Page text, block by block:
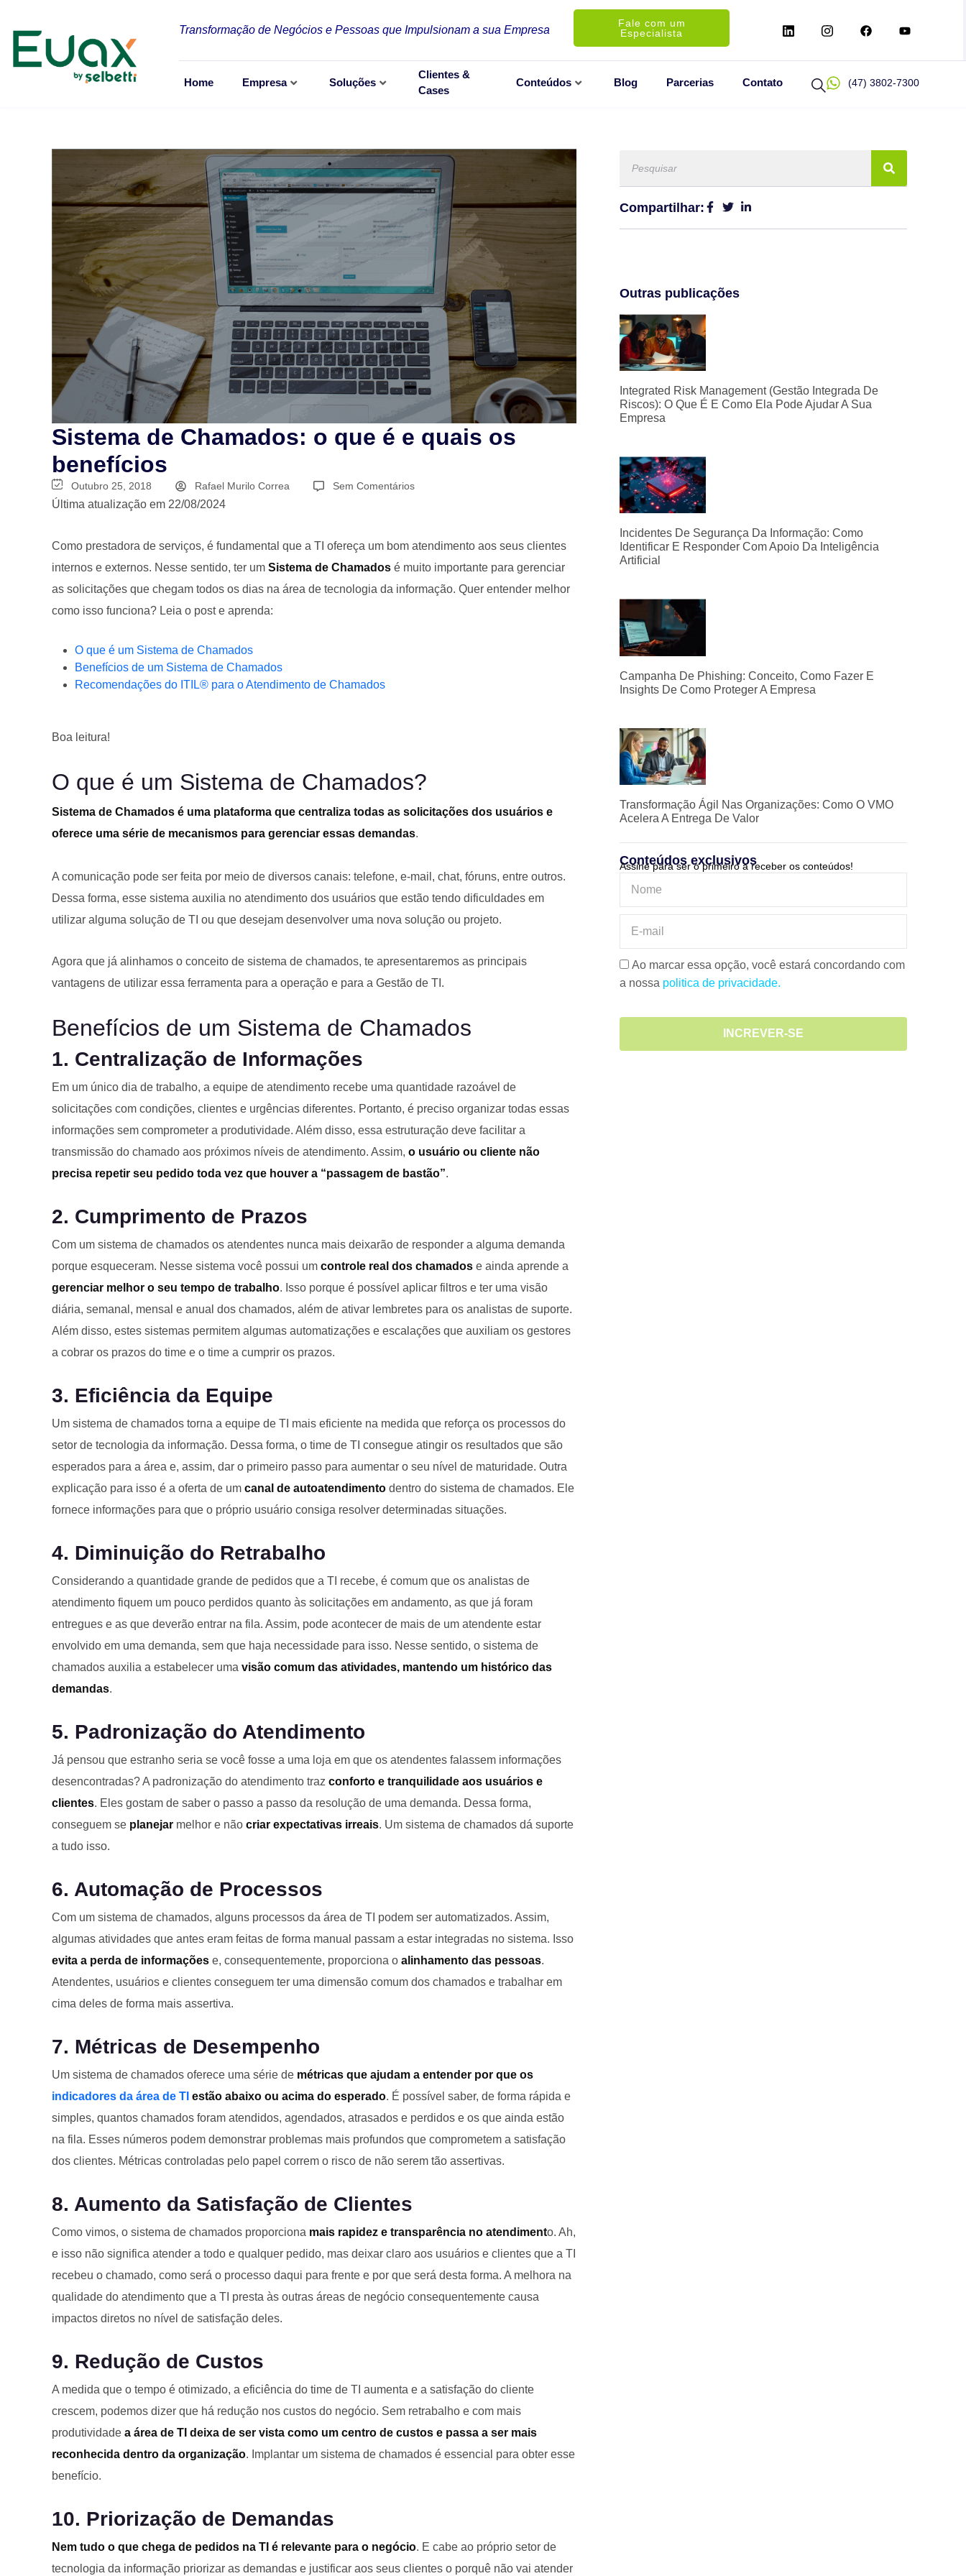
Transformação de Negócios e Pessoas que Impulsionam a sua Empresa
Fale com um
Especialista
Home Empresa Soluções
Clientes &
Cases
Conteúdos Blog Parcerias Contato (47) 3802-7300
Sistema de Chamados: o que é e quais os
benefícios
Outubro 25, 2018 Rafael Murilo Correa Sem Comentários
Última atualização em 22/08/2024
Como prestadora de serviços, é fundamental que a TI ofereça um bom atendimento aos seus clientes
internos e externos. Nesse sentido, ter um Sistema de Chamados é muito importante para gerenciar
as solicitações que chegam todos os dias na área de tecnologia da informação. Quer entender melhor
como isso funciona? Leia o post e aprenda:
O que é um Sistema de Chamados
Benefícios de um Sistema de Chamados
Recomendações do ITIL® para o Atendimento de Chamados
Boa leitura!
O que é um Sistema de Chamados?
Sistema de Chamados é uma plataforma que centraliza todas as solicitações dos usuários e
oferece uma série de mecanismos para gerenciar essas demandas.
A comunicação pode ser feita por meio de diversos canais: telefone, e-mail, chat, fóruns, entre outros.
Dessa forma, esse sistema auxilia no atendimento dos usuários que estão tendo dificuldades em
utilizar alguma solução de TI ou que desejam desenvolver uma nova solução ou projeto.
Agora que já alinhamos o conceito de sistema de chamados, te apresentaremos as principais
vantagens de utilizar essa ferramenta para a operação e para a Gestão de TI.
Benefícios de um Sistema de Chamados
1. Centralização de Informações
Em um único dia de trabalho, a equipe de atendimento recebe uma quantidade razoável de
solicitações com condições, clientes e urgências diferentes. Portanto, é preciso organizar todas essas
informações sem comprometer a produtividade. Além disso, essa estruturação deve facilitar a
transmissão do chamado aos próximos níveis de atendimento. Assim, o usuário ou cliente não
precisa repetir seu pedido toda vez que houver a “passagem de bastão”.
2. Cumprimento de Prazos
Com um sistema de chamados os atendentes nunca mais deixarão de responder a alguma demanda
porque esqueceram. Nesse sistema você possui um controle real dos chamados e ainda aprende a
gerenciar melhor o seu tempo de trabalho. Isso porque é possível aplicar filtros e ter uma visão
diária, semanal, mensal e anual dos chamados, além de ativar lembretes para os analistas de suporte.
Além disso, estes sistemas permitem algumas automatizações e escalações que auxiliam os gestores
a cobrar os prazos do time e o time a cumprir os prazos.
3. Eficiência da Equipe
Um sistema de chamados torna a equipe de TI mais eficiente na medida que reforça os processos do
setor de tecnologia da informação. Dessa forma, o time de TI consegue atingir os resultados que são
esperados para a área e, assim, dar o primeiro passo para aumentar o seu nível de maturidade. Outra
explicação para isso é a oferta de um canal de autoatendimento dentro do sistema de chamados. Ele
fornece informações para que o próprio usuário consiga resolver determinadas situações.
4. Diminuição do Retrabalho
Considerando a quantidade grande de pedidos que a TI recebe, é comum que os analistas de
atendimento fiquem um pouco perdidos quanto às solicitações em andamento, as que já foram
entregues e as que deverão entrar na fila. Assim, pode acontecer de mais de um atendente estar
envolvido em uma demanda, sem que haja necessidade para isso. Nesse sentido, o sistema de
chamados auxilia a estabelecer uma visão comum das atividades, mantendo um histórico das
demandas.
5. Padronização do Atendimento
Já pensou que estranho seria se você fosse a uma loja em que os atendentes falassem informações
desencontradas? A padronização do atendimento traz conforto e tranquilidade aos usuários e
clientes. Eles gostam de saber o passo a passo da resolução de uma demanda. Dessa forma,
conseguem se planejar melhor e não criar expectativas irreais. Um sistema de chamados dá suporte
a tudo isso.
6. Automação de Processos
Com um sistema de chamados, alguns processos da área de TI podem ser automatizados. Assim,
algumas atividades que antes eram feitas de forma manual passam a estar integradas no sistema. Isso
evita a perda de informações e, consequentemente, proporciona o alinhamento das pessoas.
Atendentes, usuários e clientes conseguem ter uma dimensão comum dos chamados e trabalhar em
cima deles de forma mais assertiva.
7. Métricas de Desempenho
Um sistema de chamados oferece uma série de métricas que ajudam a entender por que os
indicadores da área de TI estão abaixo ou acima do esperado. É possível saber, de forma rápida e
simples, quantos chamados foram atendidos, agendados, atrasados e perdidos e os que ainda estão
na fila. Esses números podem demonstrar problemas mais profundos que comprometem a satisfação
dos clientes. Métricas controladas pelo papel correm o risco de não serem tão assertivas.
8. Aumento da Satisfação de Clientes
Como vimos, o sistema de chamados proporciona mais rapidez e transparência no atendimento. Ah,
e isso não significa atender a todo e qualquer pedido, mas deixar claro aos usuários e clientes que a TI
recebeu o chamado, como será o processo daqui para frente e por que será desta forma. A melhora na
qualidade do atendimento que a TI presta às outras áreas de negócio consequentemente causa
impactos diretos no nível de satisfação deles.
9. Redução de Custos
A medida que o tempo é otimizado, a eficiência do time de TI aumenta e a satisfação do cliente
crescem, podemos dizer que há redução nos custos do negócio. Sem retrabalho e com mais
produtividade a área de TI deixa de ser vista como um centro de custos e passa a ser mais
reconhecida dentro da organização. Implantar um sistema de chamados é essencial para obter esse
benefício.
10. Priorização de Demandas
Nem tudo o que chega de pedidos na TI é relevante para o negócio. E cabe ao próprio setor de
tecnologia da informação priorizar as demandas e justificar aos seus clientes o porquê não vai atender
Compartilhar:
Outras publicações
Integrated Risk Management (Gestão Integrada De
Riscos): O Que É E Como Ela Pode Ajudar A Sua
Empresa
Incidentes De Segurança Da Informação: Como
Identificar E Responder Com Apoio Da Inteligência
Artificial
Campanha De Phishing: Conceito, Como Fazer E
Insights De Como Proteger A Empresa
Transformação Ágil Nas Organizações: Como O VMO
Acelera A Entrega De Valor
Conteúdos exclusivos
Assine para ser o primeiro a receber os conteúdos!
Ao marcar essa opção, você estará concordando com
a nossa politica de privacidade.
INCREVER-SE